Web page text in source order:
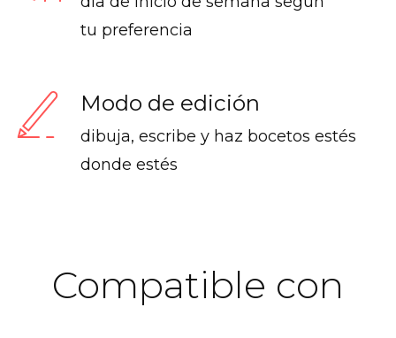
tu preferencia
Modo de edición
dibuja, escribe y haz bocetos estés
donde estés
Compatible con